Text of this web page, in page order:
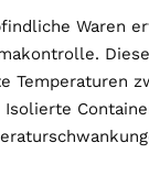
Waren
Temperaturen
Isolierte